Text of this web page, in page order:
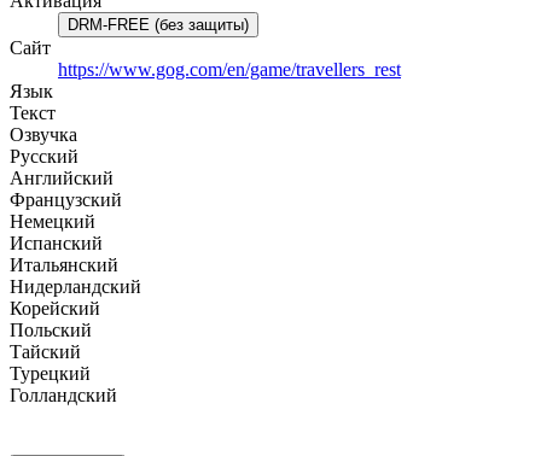
DRM-FREE (без защиты)
Сайт
https://www.gog.com/en/game/travellers_rest
Язык
Текст
Озвучка
Русский
Английский
Французский
Немецкий
Испанский
Итальянский
Нидерландский
Корейский
Польский
Тайский
Турецкий
Голландский